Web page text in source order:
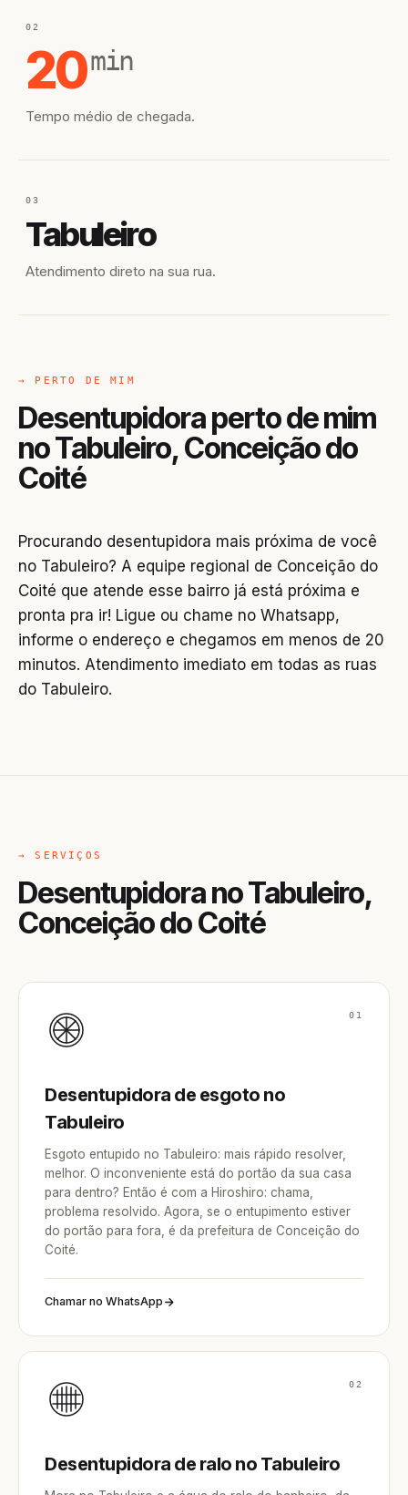
02
20min
Tempo médio de chegada.
03
Tabuleiro
Atendimento direto na sua rua.
→ PERTO DE MIM
Desentupidora perto de mim
no Tabuleiro, Conceição do
Coité
Procurando desentupidora mais próxima de você
no Tabuleiro? A equipe regional de Conceição do
Coité que atende esse bairro já está próxima e
pronta pra ir! Ligue ou chame no Whatsapp,
informe o endereço e chegamos em menos de 20
minutos. Atendimento imediato em todas as ruas
do Tabuleiro.
→ SERVIÇOS
Desentupidora no Tabuleiro,
Conceição do Coité
01
Desentupidora de esgoto no
Tabuleiro
Esgoto entupido no Tabuleiro: mais rápido resolver,
melhor. O inconveniente está do portão da sua casa
para dentro? Então é com a Hiroshiro: chama,
problema resolvido. Agora, se o entupimento estiver
do portão para fora, é da prefeitura de Conceição do
Coité.
Chamar no WhatsApp
02
Desentupidora de ralo no Tabuleiro